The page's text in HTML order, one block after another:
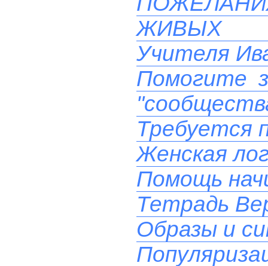
ЖИВЫХ
Учителя
Помогите
Требуется
Женская
Помощь
Тетрадь
Образы и